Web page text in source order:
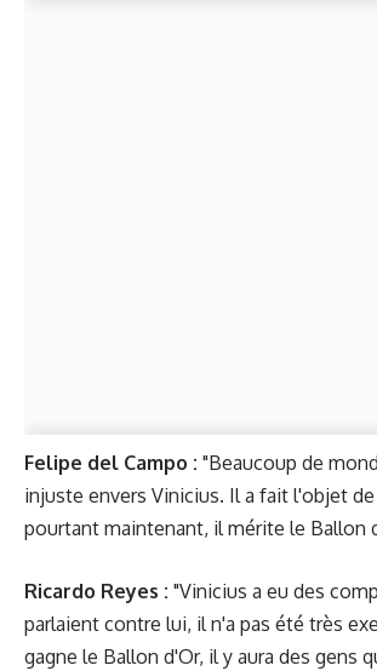
Felipe del Campo : "Beaucoup de
injuste envers Vinicius. Il a fait l'objet
pourtant maintenant, il mérite le Ballon
Ricardo Reyes : "Vinicius a eu des
parlaient contre lui, il n'a pas été très
gagne le Ballon d'Or, il y aura des gens